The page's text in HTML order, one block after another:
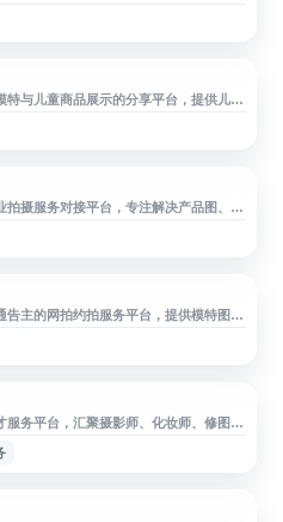
相关的信息入口。平台适合需要提升商
了解相关服务与合作方式，可作为电商
与儿童商品展示的分享平台，提供儿童
关内容展示服务。网站适合童装商家、
发布展示信息，用于提升儿童商品形象
拍摄服务对接平台，专注解决产品图、场
需求。平台整合约拍资源，帮助卖家降
，适用于淘宝、抖音、亚马逊、
主的网拍约拍服务平台，提供模特图、
摄需求对接。平台主打免佣金与安全接
家和通告主发布需求、寻找合适人选，
务平台，汇聚摄影师、化妆师、修图
演员等演艺人才。网站提供人像摄影作
修图服务、化妆服务和后期服务等信